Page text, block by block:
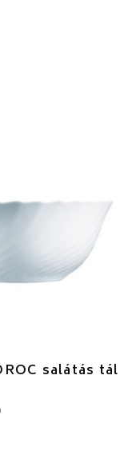
salátás tál